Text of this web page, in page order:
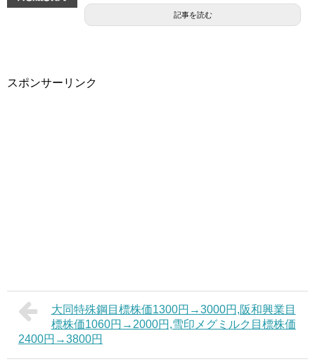
記事を読む
スポンサーリンク
大同特殊鋼目標株価1300円→3000円,阪和興業目
標株価1060円→2000円,雪印メグミルク目標株価
2400円→3800円